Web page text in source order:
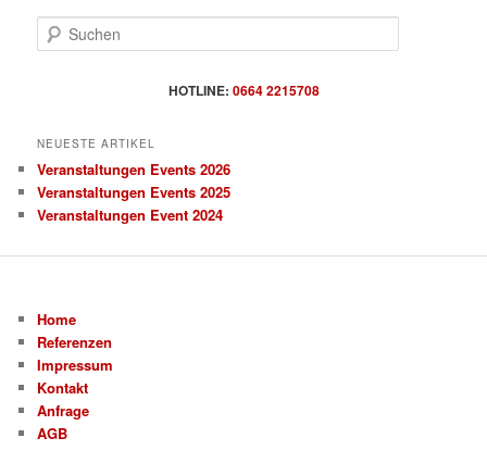
u
HOTLINE: 0664 2215708
NEUESTE ARTIKEL
Veranstaltungen Events 2026
Veranstaltungen Events 2025
Veranstaltungen Event 2024
Home
Referenzen
Impressum
Kontakt
Anfrage
AGB